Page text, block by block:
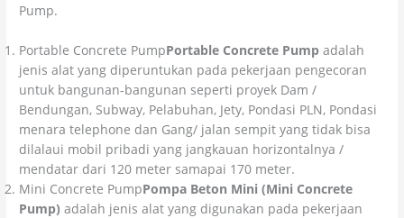
Pump.
Portable Concrete PumpPortable Concrete Pump adalah
jenis alat yang diperuntukan pada pekerjaan pengecoran
untuk bangunan-bangunan seperti proyek Dam /
Bendungan, Subway, Pelabuhan, Jety, Pondasi PLN, Pondasi
menara telephone dan Gang/ jalan sempit yang tidak bisa
dilalaui mobil pribadi yang jangkauan horizontalnya /
mendatar dari 120 meter samapai 170 meter.
Mini Concrete PumpPompa Beton Mini (Mini Concrete
Pump) adalah jenis alat yang digunakan pada pekerjaan